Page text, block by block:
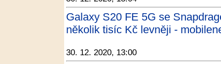
Galaxy S20 FE 5G se
několik tisíc Kč levněji -
30. 12. 2020, 13:00